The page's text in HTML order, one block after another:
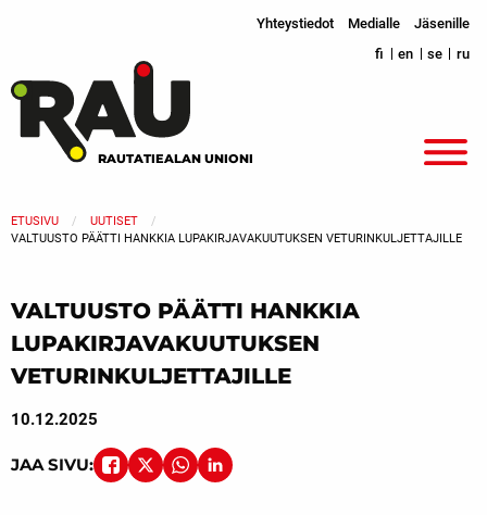
Yhteystiedot Medialle
Jäsenille
fi
en se ru
RAUTATIEALAN UNIONI
ETUSIVU
UUTISET
VALTUUSTO PÄÄTTI HANKKIA LUPAKIRJAVAKUUTUKSEN VETURINKULJETTAJILLE
VALTUUSTO PÄÄTTI HANKKIA
LUPAKIRJAVAKUUTUKSEN
VETURINKULJETTAJILLE
10.12.2025
JAA SIVU: